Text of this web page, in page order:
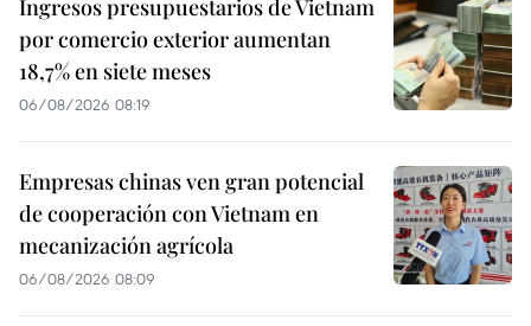
Ingresos presupuestarios de Vietnam
por comercio exterior aumentan
18,7% en siete meses
06/08/2026 08:19
Empresas chinas ven gran potencial
de cooperación con Vietnam en
mecanización agrícola
06/08/2026 08:09